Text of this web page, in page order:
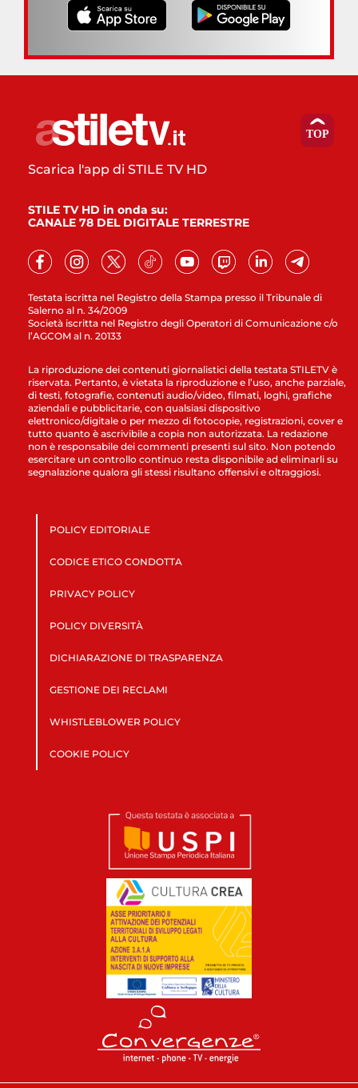
Testata iscritta nel Registro della Stampa presso il Tribunale di
Salerno al n. 34/2009
Società iscritta nel Registro degli Operatori di Comunicazione c/o
l’AGCOM al n. 20133
Scarica l'app di STILE TV HD
STILE TV HD in onda su:
CANALE 78 DEL DIGITALE TERRESTRE
La riproduzione dei contenuti giornalistici della testata STILETV è
riservata. Pertanto, è vietata la riproduzione e l’uso, anche parziale,
di testi, fotografie, contenuti audio/video, filmati, loghi, grafiche
aziendali e pubblicitarie, con qualsiasi dispositivo
elettronico/digitale o per mezzo di fotocopie, registrazioni, cover e
tutto quanto è ascrivibile a copia non autorizzata. La redazione
non è responsabile dei commenti presenti sul sito. Non potendo
esercitare un controllo continuo resta disponibile ad eliminarli su
segnalazione qualora gli stessi risultano offensivi e oltraggiosi.
POLICY EDITORIALE
CODICE ETICO CONDOTTA
PRIVACY POLICY
POLICY DIVERSITÀ
DICHIARAZIONE DI TRASPARENZA
GESTIONE DEI RECLAMI
WHISTLEBLOWER POLICY
COOKIE POLICY